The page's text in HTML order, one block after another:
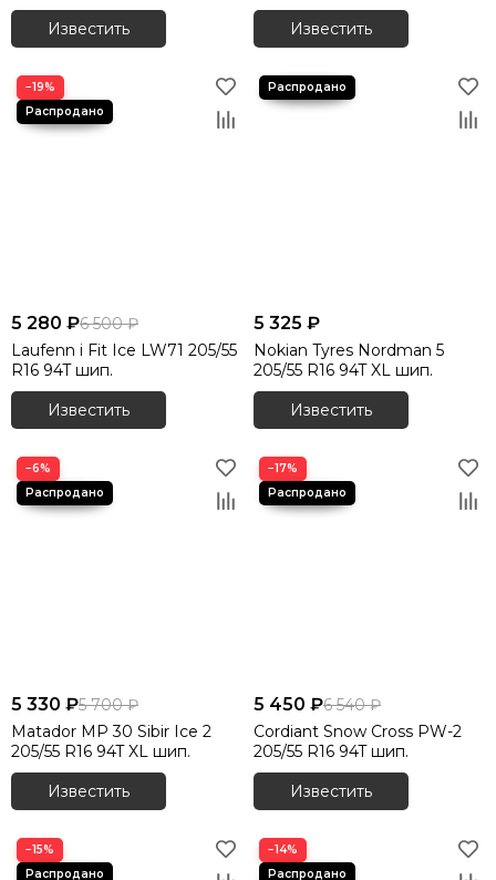
Известить
Известить
−19%
5 280 ₽6 500 ₽
Laufenn i Fit Ice LW71 205/55
R16 94T шип.
Известить
5 325 ₽
Nokian Tyres Nordman 5
205/55 R16 94T XL шип.
Известить
−6%
5 330 ₽5 700 ₽
Matador MP 30 Sibir Ice 2
205/55 R16 94T XL шип.
Известить
−17%
5 450 ₽6 540 ₽
Cordiant Snow Cross PW-2
205/55 R16 94T шип.
Известить
−15% −14%